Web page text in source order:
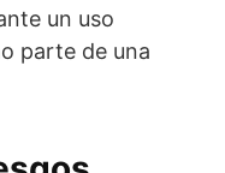
un uso
parte de una